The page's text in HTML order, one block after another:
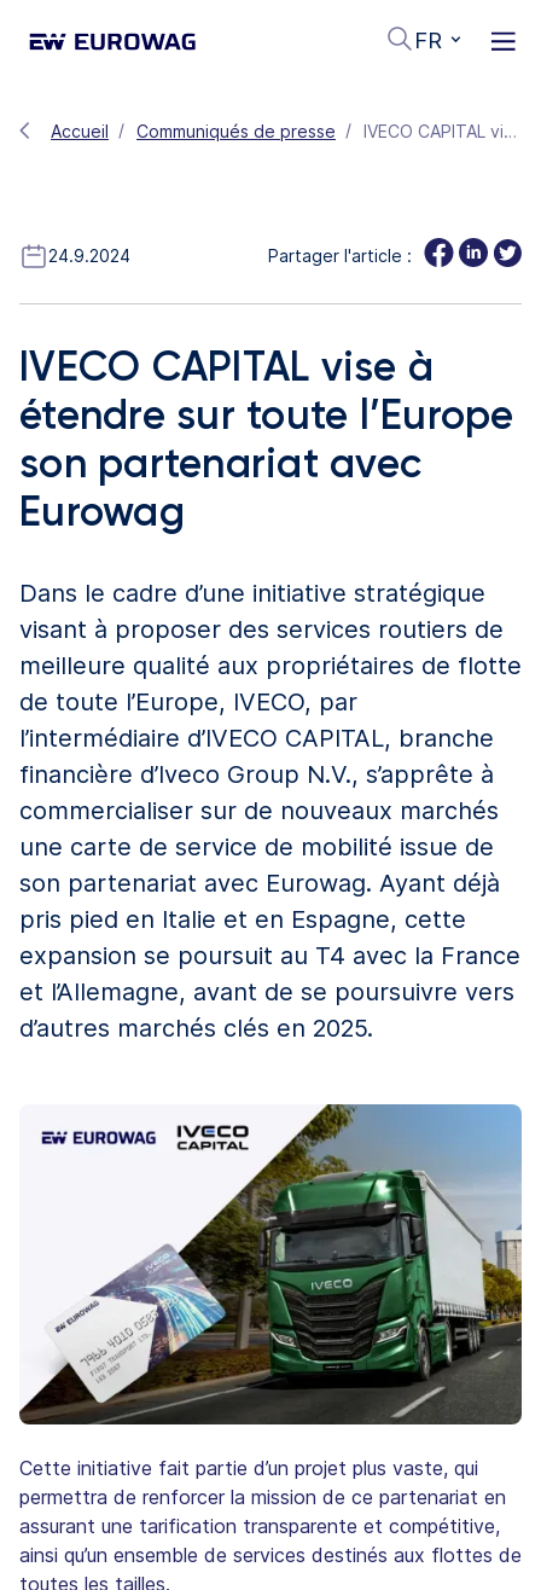
FR
Accueil Communiqués de presse IVECO CAPITAL vise à étendre sur toute l’Europe son partenariat avec Eurowag
24.9.2024 Partager l'article :
IVECO CAPITAL vise à
étendre sur toute l’Europe
son partenariat avec
Eurowag
Dans le cadre d’une initiative stratégique
visant à proposer des services routiers de
meilleure qualité aux propriétaires de flotte
de toute l’Europe, IVECO, par
l’intermédiaire d’IVECO CAPITAL, branche
financière d’Iveco Group N.V., s’apprête à
commercialiser sur de nouveaux marchés
une carte de service de mobilité issue de
son partenariat avec Eurowag. Ayant déjà
pris pied en Italie et en Espagne, cette
expansion se poursuit au T4 avec la France
et l’Allemagne, avant de se poursuivre vers
d’autres marchés clés en 2025.
Cette initiative fait partie d’un projet plus vaste, qui
permettra de renforcer la mission de ce partenariat en
assurant une tarification transparente et compétitive,
ainsi qu’un ensemble de services destinés aux flottes de
toutes les tailles.